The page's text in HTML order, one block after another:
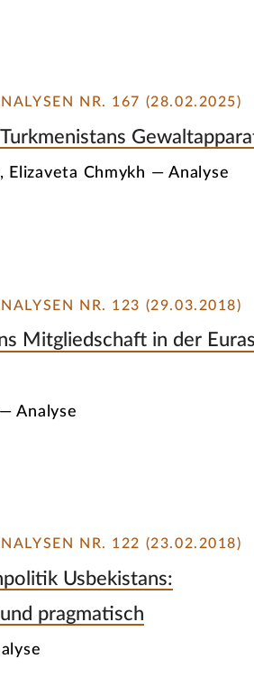
NR. 167 (28.02.2025)
Elizaveta Chmykh — Analyse
NR. 123 (29.03.2018)
Mitgliedschaft in der
Analyse
NR. 122 (23.02.2018)
Usbekistans:
pragmatisch